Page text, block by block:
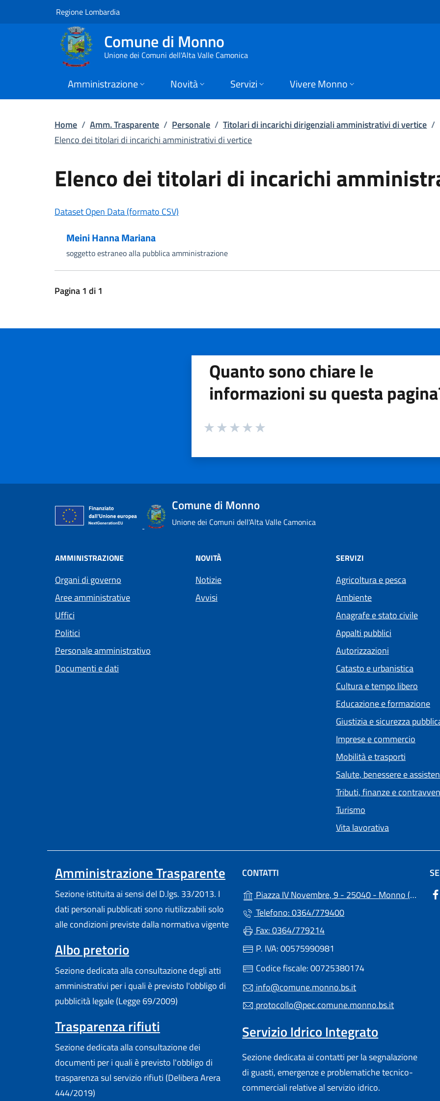
Vai al contenuto principale
Elenco dei titolari di incarichi
Regione Lombardia
Comune di Monno
Unione dei Comuni dell'Alta Valle Camonica
Amministrazione Novità Servizi Vivere Monno
Home / Amm. Trasparente / Personale / Titolari di incarichi dirigenziali amministrativi di vertice /
Elenco dei titolari di incarichi amministrativi di vertice
Elenco dei titolari di incarichi
Dataset Open Data (formato CSV)
Meini Hanna Mariana
soggetto estraneo alla pubblica amministrazione
Pagina1 di1
Quanto sono chiare le
informazioni su questa
Valuta da 1 a 5 stelle la pagina
Comune di Monno
Unione dei Comuni dell'Alta Valle Camonica
AMMINISTRAZIONE
Organi di governo
Aree amministrative
Uffici
Politici
Personale amministrativo
Documenti e dati
NOVITÀ
Notizie
Avvisi
SERVIZI
Agricoltura e pesca
Ambiente
Anagrafe e stato civile
Appalti pubblici
Autorizzazioni
Catasto e urbanistica
Cultura e tempo libero
Educazione e formazione
Giustizia e sicurezza
Imprese e commercio
Mobilità e trasporti
Salute, benessere e
Tributi, finanze e
Turismo
Vita lavorativa
Amministrazione Trasparente
Sezione istituita ai sensi del D.lgs. 33/2013. I
dati personali pubblicati sono riutilizzabili solo
alle condizioni previste dalla normativa vigente
Albo pretorio
Sezione dedicata alla consultazione degli atti
amministrativi per i quali è previsto l'obbligo di
pubblicità legale (Legge 69/2009)
Trasparenza rifiuti
Sezione dedicata alla consultazione dei
documenti per i quali è previsto l'obbligo di
trasparenza sul servizio rifiuti (Delibera Arera
444/2019)
CONTATTI
Piazza IV Novembre, 9 - 25040 - Monno (BS)
Telefono: 0364/779400
Fax: 0364/779214
P. IVA: 00575990981
Codice fiscale: 00725380174
info@comune.monno.bs.it
protocollo@pec.comune.monno.bs.it
Servizio Idrico Integrato
Sezione dedicata ai contatti per la segnalazione
di guasti, emergenze e problematiche tecnico-
commerciali relative al servizio idrico.